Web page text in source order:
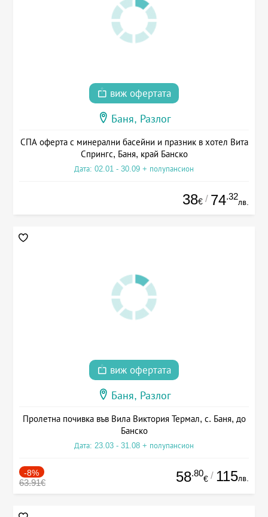
виж офертата
Баня, Разлог
СПА оферта с минерални басейни и празник в хотел Вита
Спрингс, Баня, край Банско
Дата: 02.01 - 30.09 + полупансион
38€ / 74.32
лв.
виж офертата
Баня, Разлог
Пролетна почивка във Вила Виктория Термал, с. Баня, до
Банско
Дата: 23.03 - 31.08 + полупансион
-8%
63.91€ 58.80
€ / 115лв.